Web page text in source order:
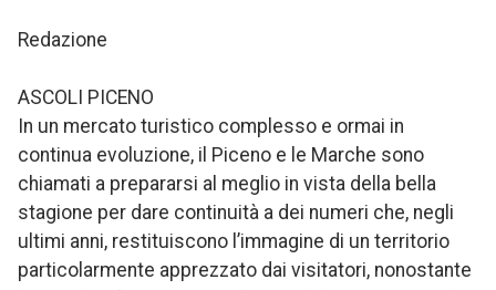
Redazione
ASCOLI PICENO
In un mercato turistico complesso e ormai in
continua evoluzione, il Piceno e le Marche sono
chiamati a prepararsi al meglio in vista della bella
stagione per dare continuità a dei numeri che, negli
ultimi anni, restituiscono l’immagine di un territorio
particolarmente apprezzato dai visitatori, nonostante